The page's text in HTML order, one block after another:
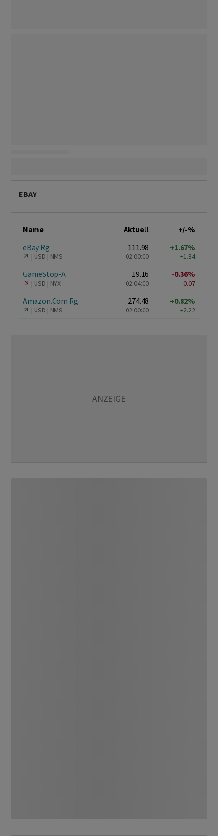
EBAY
Name Aktuell
+/-%
eBay Rg
USD NMS
111.98
02:00:00
+1.67%
+1.84
GameStop-A
USD NYX
19.16
02:04:00
-0.36%
-0.07
Amazon.Com Rg
USD NMS
274.48
02:00:00
+0.82%
+2.22